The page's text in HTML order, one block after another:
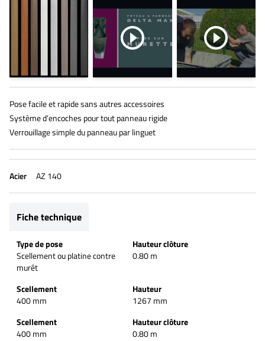
Pose facile et rapide sans autres accessoires
Système d’encoches pour tout panneau rigide
Verrouillage simple du panneau par linguet
Acier AZ 140
Fiche technique
Type de pose
Scellement ou platine contre
murêt
Hauteur clôture
0.80 m
Scellement
400 mm
Hauteur
1267 mm
Scellement
400 mm
Hauteur clôture
0.80 m